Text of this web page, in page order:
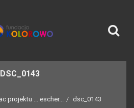
DSC_0143
projektu ... escher... dsc_0143